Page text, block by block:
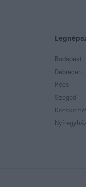
Budapest
Debrecen
Pécs
Szeged
Kecskemét